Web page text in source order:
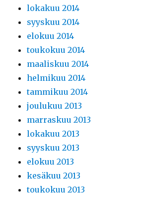
lokakuu 2014
syyskuu 2014
elokuu 2014
toukokuu 2014
maaliskuu 2014
helmikuu 2014
tammikuu 2014
joulukuu 2013
marraskuu 2013
lokakuu 2013
syyskuu 2013
elokuu 2013
kesäkuu 2013
toukokuu 2013